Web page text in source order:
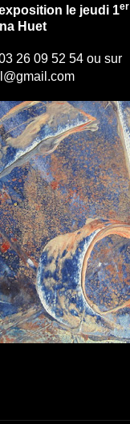
le jeudi 1er
Huet
26 09 52 54 ou sur